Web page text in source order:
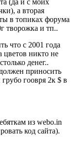
а вторая
в топиках форума
творожка и тп..
что с 2001 года
цветов никто не
денег..
приносить
гоовря 2к $ в
из webo.in
код сайта).